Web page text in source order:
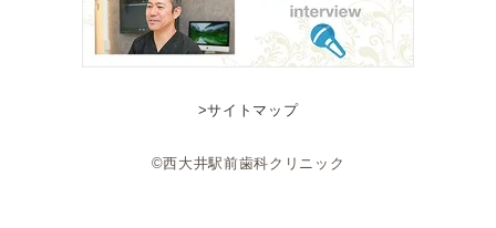
>サイトマップ
©西大井駅前歯科クリニック